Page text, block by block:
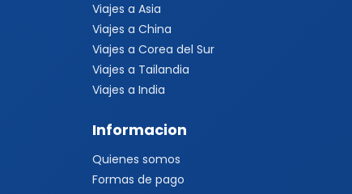
Viajes a Asia
Viajes a China
Viajes a Corea del Sur
Viajes a Tailandia
Viajes a India
Informacion
Quienes somos
Formas de pago